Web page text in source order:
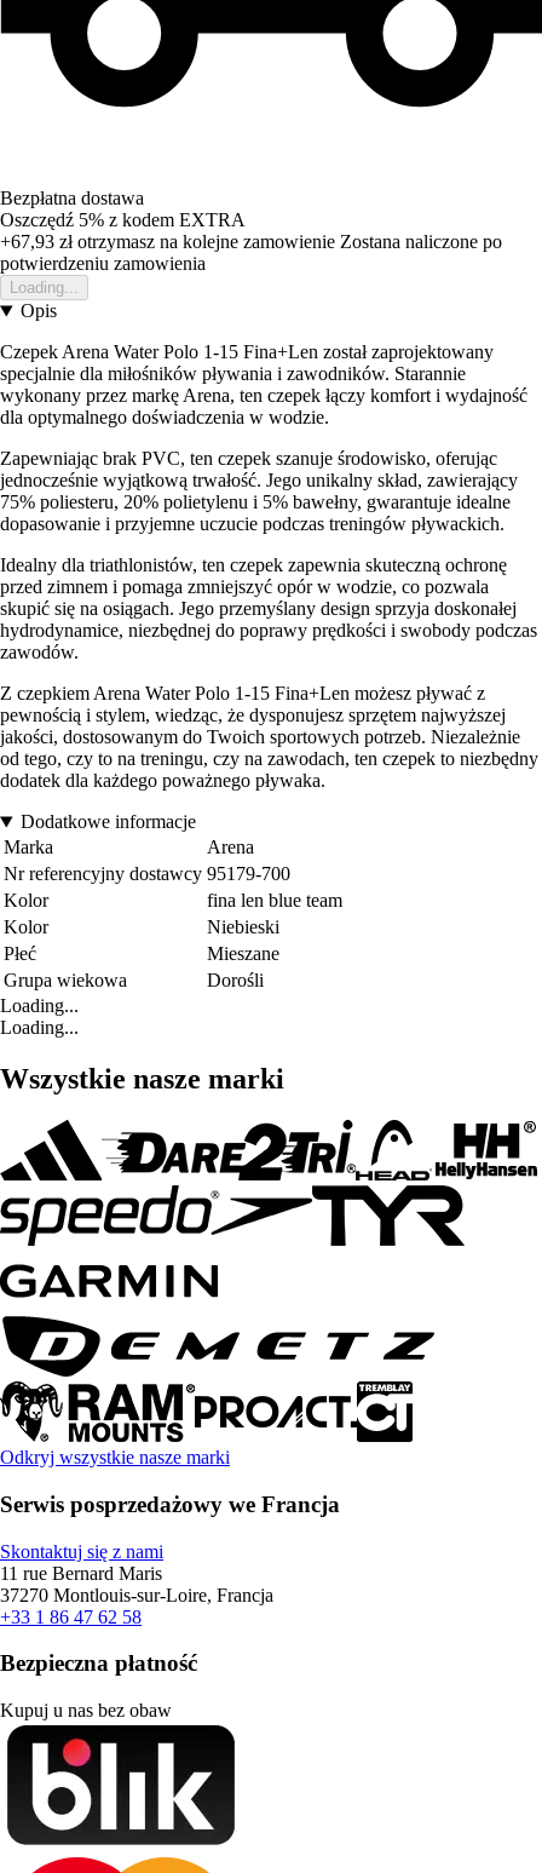
Bezpłatna dostawa
Oszczędź 5% z kodem EXTRA
+67,93 złotrzymasz na kolejne zamowienie Zostana naliczone po
potwierdzeniu zamowienia
Loading...
Opis
Czepek Arena Water Polo 1-15 Fina+Len został zaprojektowany
specjalnie dla miłośników pływania i zawodników. Starannie
wykonany przez markę Arena, ten czepek łączy komfort i wydajność
dla optymalnego doświadczenia w wodzie.
Zapewniając brak PVC, ten czepek szanuje środowisko, oferując
jednocześnie wyjątkową trwałość. Jego unikalny skład, zawierający
75% poliesteru, 20% polietylenu i 5% bawełny, gwarantuje idealne
dopasowanie i przyjemne uczucie podczas treningów pływackich.
Idealny dla triathlonistów, ten czepek zapewnia skuteczną ochronę
przed zimnem i pomaga zmniejszyć opór w wodzie, co pozwala
skupić się na osiągach. Jego przemyślany design sprzyja doskonałej
hydrodynamice, niezbędnej do poprawy prędkości i swobody podczas
zawodów.
Z czepkiem Arena Water Polo 1-15 Fina+Len możesz pływać z
pewnością i stylem, wiedząc, że dysponujesz sprzętem najwyższej
jakości, dostosowanym do Twoich sportowych potrzeb. Niezależnie
od tego, czy to na treningu, czy na zawodach, ten czepek to niezbędny
dodatek dla każdego poważnego pływaka.
Dodatkowe informacje
Marka
Arena
Nr referencyjny dostawcy 95179-700
Kolor
fina len blue team
Kolor
Niebieski
Płeć
Mieszane
Grupa wiekowa
Dorośli
Loading...
Loading...
Wszystkie nasze marki
Odkryj wszystkie nasze marki
Serwis posprzedażowy we Francja
Skontaktuj się z nami
11 rue Bernard Maris
37270 Montlouis-sur-Loire, Francja
+33 1 86 47 62 58
Bezpieczna płatność
Kupuj u nas bez obaw